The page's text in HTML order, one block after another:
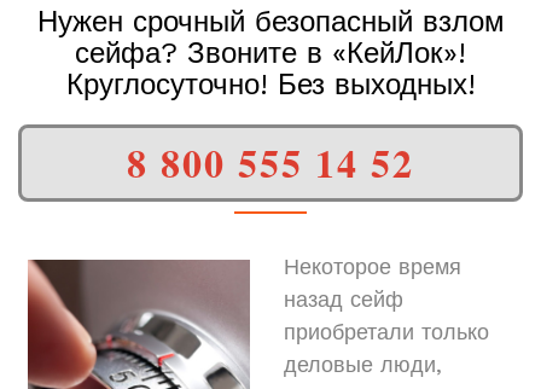
Нужен срочный безопасный взлом
сейфа? Звоните в «КейЛок»!
Круглосуточно! Без выходных!
8 800 555 14 52
Некоторое время
назад сейф
приобретали только
деловые люди,